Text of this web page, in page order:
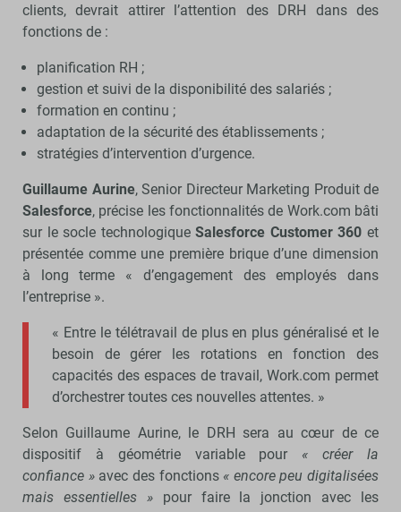
clients, devrait attirer l’attention des DRH dans des
fonctions de :
planification RH ;
gestion et suivi de la disponibilité des salariés ;
formation en continu ;
adaptation de la sécurité des établissements ;
stratégies d’intervention d’urgence.
Guillaume Aurine, Senior Directeur Marketing Produit de
Salesforce, précise les fonctionnalités de Work.com bâti
sur le socle technologiqueSalesforce Customer 360 et
présentée comme une première brique d’une dimension
à long terme « d’engagement des employés dans
l’entreprise ».
« Entre le télétravail de plus en plus généralisé et le
besoin de gérer les rotations en fonction des
capacités des espaces de travail, Work.com permet
d’orchestrer toutes ces nouvelles attentes. »
Selon Guillaume Aurine, le DRH sera au cœur de ce
dispositif à géométrie variable pour « créer la
confiance »avec des fonctions « encore peu digitalisées
mais essentielles »pour faire la jonction avec les